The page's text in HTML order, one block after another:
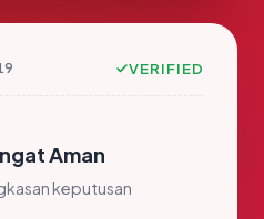
VERIFIED
Aman
keputusan